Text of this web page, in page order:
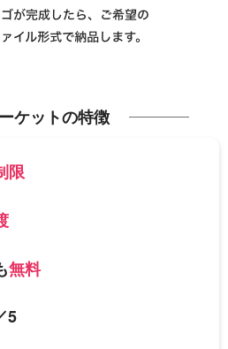
ケットの特徴
限
無料
5